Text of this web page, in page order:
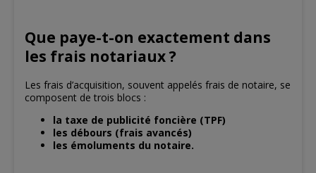
Que paye-t-on exactement dans
les frais notariaux ?
Les frais d’acquisition, souvent appelés frais de notaire, se
composent de trois blocs :
la taxe de publicité foncière (TPF)
les débours (frais avancés)
les émoluments du notaire.